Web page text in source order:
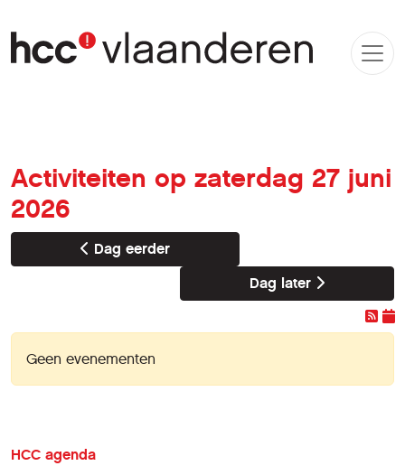
Activiteiten op zaterdag 27 juni
2026
Dag eerder
Dag later
Geen evenementen
HCC agenda